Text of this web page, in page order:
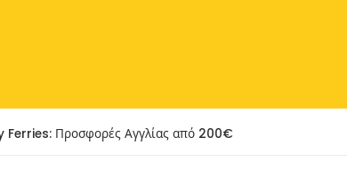
Ferries: Προσφορές Αγγλίας από 200€